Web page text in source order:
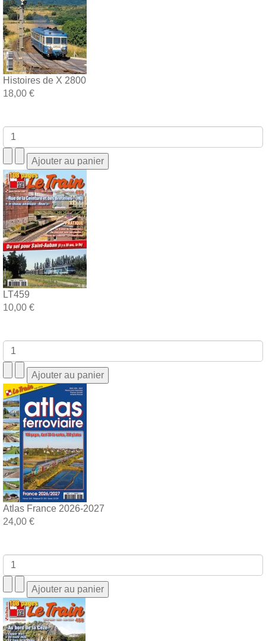
Histoires de X 2800
18,00 €
LT459
10,00 €
Atlas France 2026-2027
24,00 €